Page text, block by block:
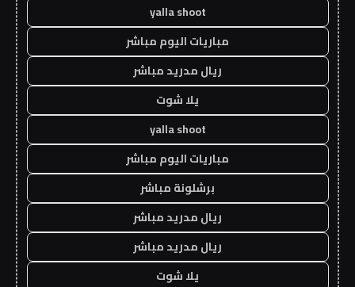
yalla shoot
مباريات اليوم مباشر
ريال مدريد مباشر
يلا شوت
yalla shoot
مباريات اليوم مباشر
برشلونة مباشر
ريال مدريد مباشر
ريال مدريد مباشر
يلا شوت